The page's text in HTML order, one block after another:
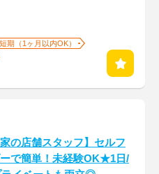
短期（1ヶ月以内OK）
家の店舗スタッフ】セルフ
で簡単！未経験OK★1日/